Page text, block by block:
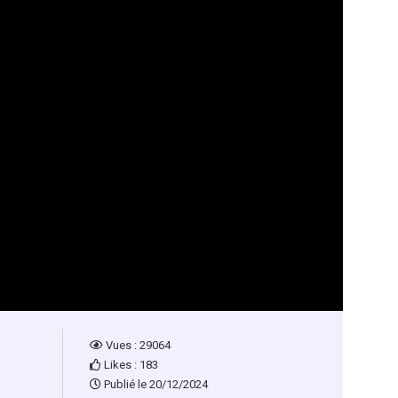
Vues : 29064
Likes : 183
Publié le 20/12/2024